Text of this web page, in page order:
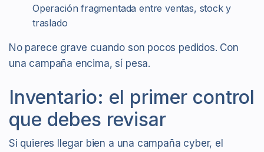
Operación fragmentada entre ventas, stock y
traslado
No parece grave cuando son pocos pedidos. Con
una campaña encima, sí pesa.
Inventario: el primer control
que debes revisar
Si quieres llegar bien a una campaña cyber, el